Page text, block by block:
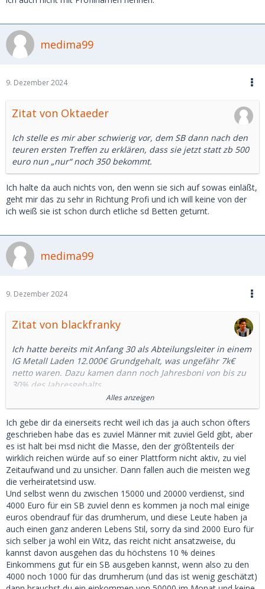
medima99
9. Dezember 2024
Zitat von Oktaeder
Ich stelle es mir aber schwierig vor, dem SB dann nach den
teuren ersten Treffen zu erklären, dass sie jetzt statt zb 500
euro nun „nur“ noch 350 bekommt.
Ich halte da auch nichts von, den wenn sie sich auf sowas einläßt,
geht mir das zu sehr in Richtung Profi und ich will keine von der
ich weiß sie ist schon durch etliche sd Betten geturnt.
medima99
9. Dezember 2024
Zitat von blackfranky
Ich hatte bereits mit Anfang 30 als Abteilungsleiter in einem
IG Metall Laden 12.000€ Grundgehalt, was ungefähr 7k€
netto waren. Dazu kamen dann noch Jahresboni von bis zu
30% des Jahresgehalts.
Das war zwar ein großes Unternehmen mit 25.000
Mitarbeitern aber auch nicht DAX30 a la Daimler, BMW, VW,
Siemens oder Bosch und schon gar nicht FAANG. Dort sind
die Gehälter nochmal ne ganz andere Liga.
6.000 nach Steuern bei einem Chefarzt.. niemals! - Kein
Chefarzt geht unter 25.000 im Monat nach Hause!
Hier mal ein Beispiel:
https://www.stepstone.de/stell…crl_m_0_0_0_0_0_0&cs=true
Facharzt (kein Oberarzt und schon gar nicht Chefarzt) mit >5
Jahren Berufserfahrung:
15.5 Grundgehalt + 25-100% Zulagen für Schichten + 400 in
Altersvorsorge + Firmenwagen.
Eine F+ von mir, 29, ist Krankenschwester (mit
Alles anzeigen
Ich gebe dir da einerseits recht weil ich das ja auch schon öfters
geschrieben habe das es zuviel Männer mit zuviel Geld gibt, aber
es ist halt bei msd nicht die Masse, den der größtenteils der
wirklich reichen würde auf so einer Plattform nicht aktiv, zu viel
Zeitaufwand und zu unsicher. Dann fallen auch die meisten weg
die verheiratetsind usw.
Und selbst wenn du zwischen 15000 und 20000 verdienst, sind
4000 Euro für ein SB zuviel denn es kommen ja noch mal einige
euros obendrauf für das drumherum, und diese Leute haben ja
auch einen ganz anderen Lebens Stil, sorry da sind 2000 Euro für
sich selber ja wohl ein Witz, das reicht nicht ansatzweise, du
kannst davon ausgehen das du höchstens 10 % deines
Einkommens gut für ein SB ausgeben kannst, wenn also zu den
4000 noch 1000 für das drumherum (und das ist wenig geschätzt)